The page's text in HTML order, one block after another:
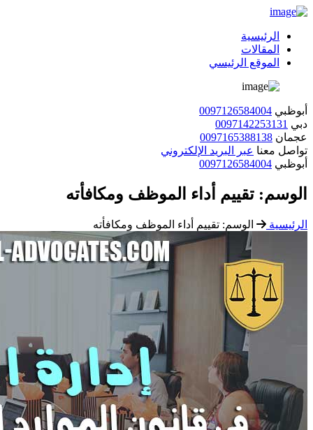
الرئيسية
المقالات
الموقع الرئيسي
أبوظبي 0097126584004
دبي 0097142253131
عجمان 0097165388138
تواصل معنا عبر البريد الإلكتروني
أبوظبي 0097126584004
الوسم: تقييم أداء الموظف ومكافأته
الرئيسية الوسم: تقييم أداء الموظف ومكافأته